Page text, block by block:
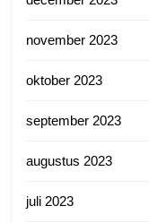
november 2023
oktober 2023
september 2023
augustus 2023
juli 2023